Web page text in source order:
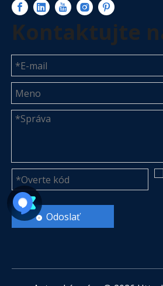
Kontaktujte
Odoslať